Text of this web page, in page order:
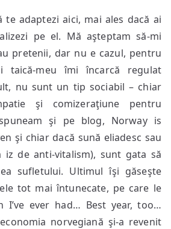
te adaptezi aici, mai ales dacă ai
pe el. Mă aşteptam să-mi
pretenii, dar nu e cazul, pentru
taică-meu îmi încarcă regulat
nu sunt un tip sociabil – chiar
şi comizeraţiune pentru
şi pe blog, Norway is
şi chiar dacă sună eliadesc sau
iz de anti-vitalism), sunt gata să
sufletului. Ultimul îşi găseşte
tot mai întunecate, pe care le
I’ve ever had… Best year, too…
norvegiană şi-a revenit